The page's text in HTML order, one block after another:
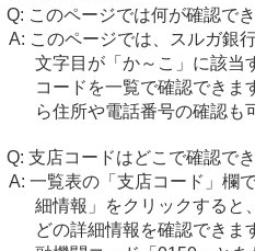
このページでは何が確認で
このページでは、スルガ銀
文字目が「か～こ」に該当
コードを一覧で確認できま
ら住所や電話番号の確認も
支店コードはどこで確認で
一覧表の「支店コード」欄
細情報」をクリックすると
どの詳細情報を確認できま